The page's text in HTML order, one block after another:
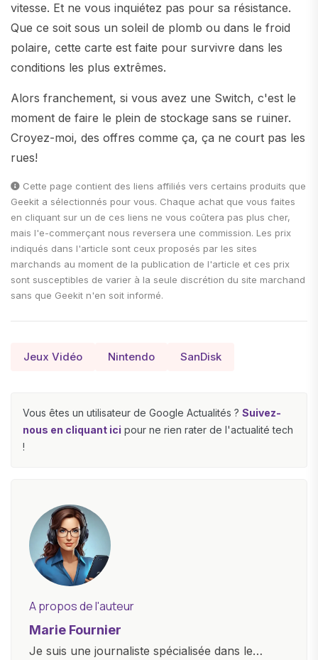
vitesse. Et ne vous inquiétez pas pour sa résistance.
Que ce soit sous un soleil de plomb ou dans le froid
polaire, cette carte est faite pour survivre dans les
conditions les plus extrêmes.
Alors franchement, si vous avez une Switch, c'est le
moment de faire le plein de stockage sans se ruiner.
Croyez-moi, des offres comme ça, ça ne court pas les
rues!
Cette page contient des liens affiliés vers certains produits que
Geekit a sélectionnés pour vous. Chaque achat que vous faites
en cliquant sur un de ces liens ne vous coûtera pas plus cher,
mais l'e-commerçant nous reversera une commission. Les prix
indiqués dans l'article sont ceux proposés par les sites
marchands au moment de la publication de l'article et ces prix
sont susceptibles de varier à la seule discrétion du site marchand
sans que Geekit n'en soit informé.
Jeux Vidéo Nintendo SanDisk
Vous êtes un utilisateur de Google Actualités ? Suivez-
nous en cliquant ici pour ne rien rater de l'actualité tech
!
A propos de l'auteur
Marie Fournier
Je suis une journaliste spécialisée dans le